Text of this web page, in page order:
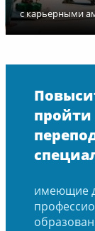
с карьерными
имеющие